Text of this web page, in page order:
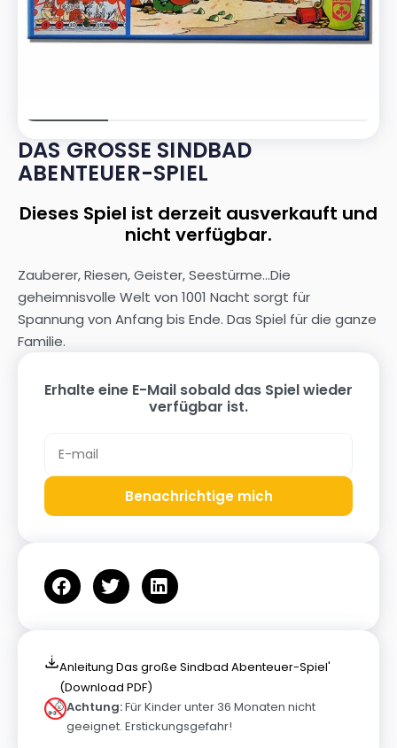
DAS GROSSE SINDBAD A
BENTEUER-SPIEL
Dieses Spiel ist derzeit ausverkauft und
nicht verfügbar.
Zauberer, Riesen, Geister, Seestürme...Die
geheimnisvolle Welt von 1001 Nacht sorgt für
Spannung von Anfang bis Ende. Das Spiel für die ganze
Familie.
Erhalte eine E-Mail sobald das Spiel wieder
verfügbar ist.
Benachrichtige mich
Anleitung Das große Sindbad Abenteuer-Spiel'
(Download PDF)
Achtung:Für Kinder unter 36 Monaten nicht
geeignet. Erstickungsgefahr!